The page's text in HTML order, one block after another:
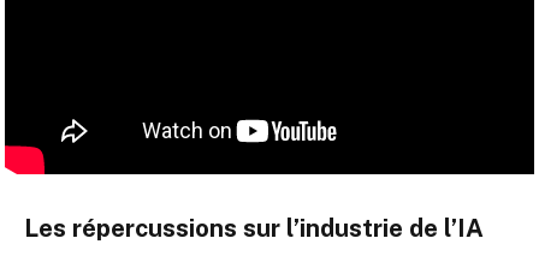
Les répercussions sur l’industrie de l’IA